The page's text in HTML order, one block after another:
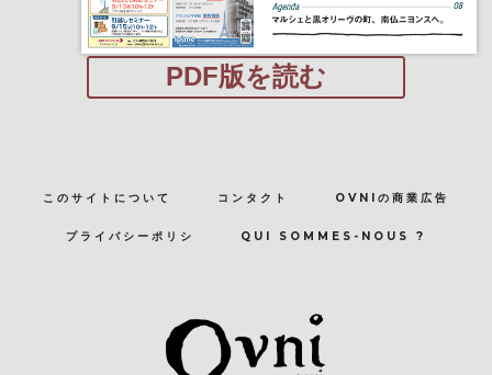
PDF版を読む
このサイトについて コンタクト OVNIの商業広告
プライバシーポリシ QUI SOMMES-NOUS ?